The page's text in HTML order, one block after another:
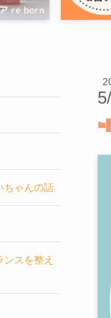
ちゃんの話
スを整え